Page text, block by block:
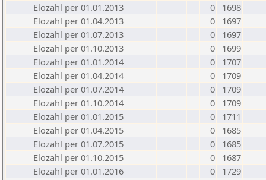
Elozahl per 01.01.2013
0
1698
Elozahl per 01.04.2013
0
1697
Elozahl per 01.07.2013
0
1697
Elozahl per 01.10.2013
0
1699
Elozahl per 01.01.2014
0
1707
Elozahl per 01.04.2014
0
1709
Elozahl per 01.07.2014
0
1709
Elozahl per 01.10.2014
0
1709
Elozahl per 01.01.2015
0
1711
Elozahl per 01.04.2015
0
1685
Elozahl per 01.07.2015
0
1685
Elozahl per 01.10.2015
0
1687
Elozahl per 01.01.2016
0
1729